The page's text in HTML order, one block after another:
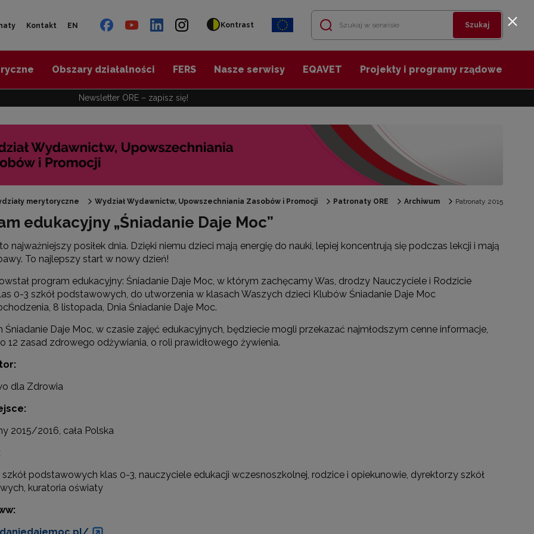
Kontakt EN Kontrast Szukaj
Obszary działalności FERS Nasze serwisy EQAVET Projekty i programy rządowe
Newsletter ORE – zapisz się!
informacyjne ORE"
ORE"
merytoryczne Wydział Wydawnictw, Upowszechniania Zasobów i Promocji Patronaty ORE Archiwum Patronaty 2015
edukacyjny „Śniadanie Daje Moc”
najważniejszy posiłek dnia. Dzięki niemu dzieci mają energię do nauki, lepiej koncentrują się podczas lekcji i mają
To najlepszy start w nowy dzień!
program edukacyjny: Śniadanie Daje Moc, w którym zachęcamy Was, drodzy Nauczyciele i Rodzicie
0-3 szkół podstawowych, do utworzenia w klasach Waszych dzieci Klubów Śniadanie Daje Moc
8 listopada, Dnia Śniadanie Daje Moc.
Śniadanie Daje Moc, w czasie zajęć edukacyjnych, będziecie mogli przekazać najmłodszym cenne informacje,
12 zasad zdrowego odżywiania, o roli prawidłowego żywienia.
dla Zdrowia
2015/2016, cała Polska
podstawowych klas 0-3, nauczyciele edukacji wczesnoszkolnej, rodzice i opiekunowie, dyrektorzy szkół
kuratoria oświaty